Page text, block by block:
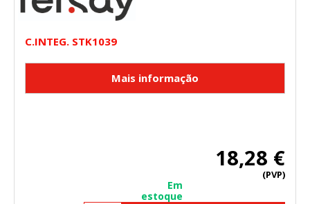
C.INTEG. STK1039
18,28 €
(PVP)
Em
estoque